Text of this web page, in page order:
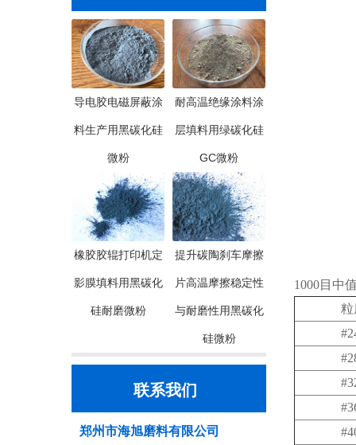
导电胶电磁屏蔽涂
料生产用黑碳化硅
微粉
耐高温绝缘涂料涂
层填料用绿碳化硅
GC微粉
橡胶胶辊打印机定
影膜填料用黑碳化
硅耐磨微粉
提升碳陶刹车摩擦
片高温摩擦稳定性
与耐磨性用黑碳化
硅微粉
联系我们
郑州市海旭磨料有限公司
1000目中
粒